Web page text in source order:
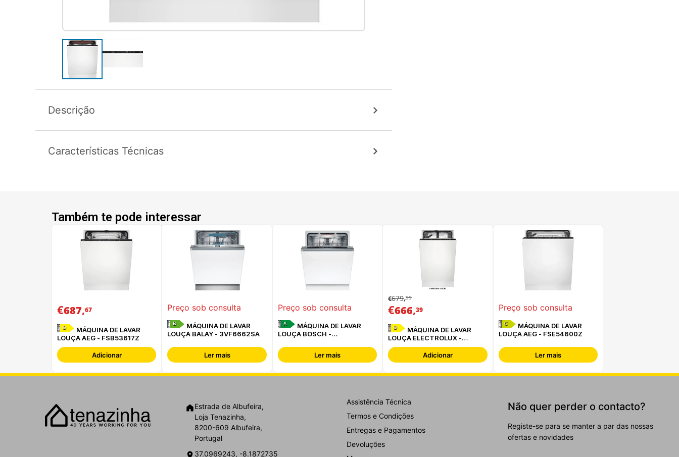
Descrição
Características Técnicas
Também te pode interessar
€687,67
D
MÁQUINA DE LAVAR
LOUÇA AEG - FSB53617Z
Adicionar
Preço sob consulta
B
MÁQUINA DE LAVAR
LOUÇA BALAY - 3VF6662SA
Ler mais
Preço sob consulta
A
MÁQUINA DE LAVAR
LOUÇA BOSCH -
Ler mais
€679,99
€666,39
D
MÁQUINA DE LAVAR
LOUÇA ELECTROLUX -
EEG62310L
Adicionar
Preço sob consulta
C
MÁQUINA DE LAVAR
LOUÇA AEG - FSE54600Z
Ler mais
Estrada de Albufeira,
Loja Tenazinha,
8200-609 Albufeira,
Portugal
37.0969243, -8.1872735
Assistência Técnica
Termos e Condições
Entregas e Pagamentos
Devoluções
Não quer perder o contacto?
Registe-se para se manter a par das nossas
ofertas e novidades